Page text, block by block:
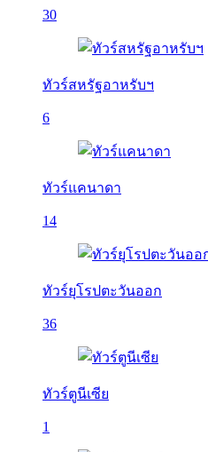
30
ทัวร์สหรัฐอาหรับฯ
6
ทัวร์แคนาดา
14
ทัวร์ยุโรปตะวันออก
36
ทัวร์ตูนีเซีย
1